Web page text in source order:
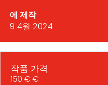
에 제작
9 4월 2024
작품 가격
150 € €